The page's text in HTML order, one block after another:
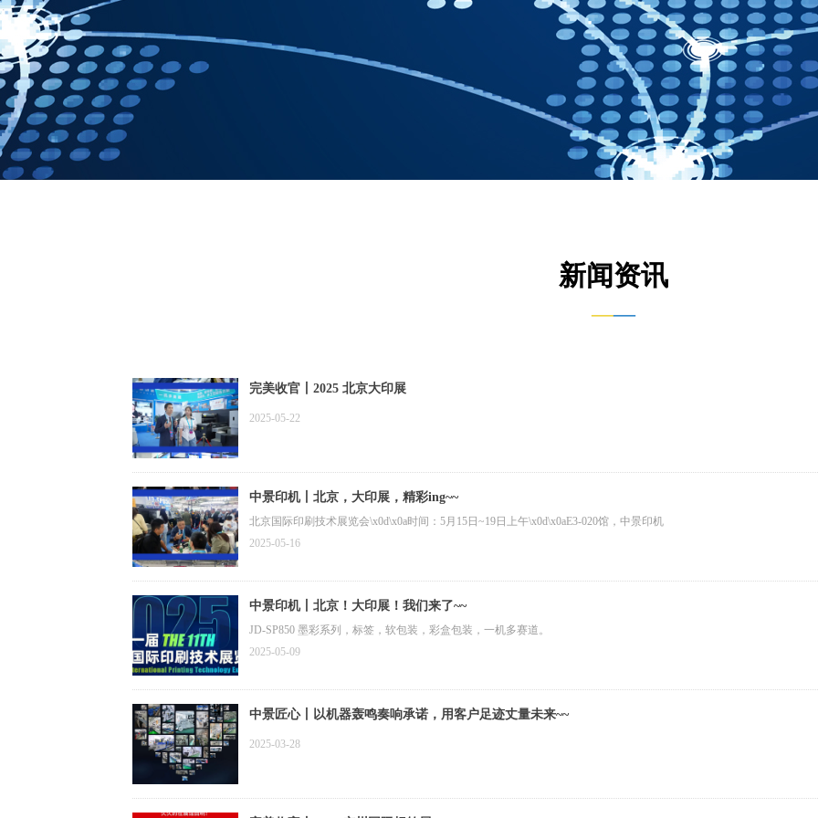
新闻资讯
——
完美收官丨2025 北京大印展
2025-05-22
中景印机丨北京，大印展，精彩ing~~
北京国际印刷技术展览会\x0d\x0a时间：5月15日~19日上午\x0d\x0aE3-020馆，中景印机
2025-05-16
中景印机丨北京！大印展！我们来了~~
JD-SP850 墨彩系列，标签，软包装，彩盒包装，一机多赛道。
2025-05-09
中景匠心丨以机器轰鸣奏响承诺，用客户足迹丈量未来~~
2025-03-28